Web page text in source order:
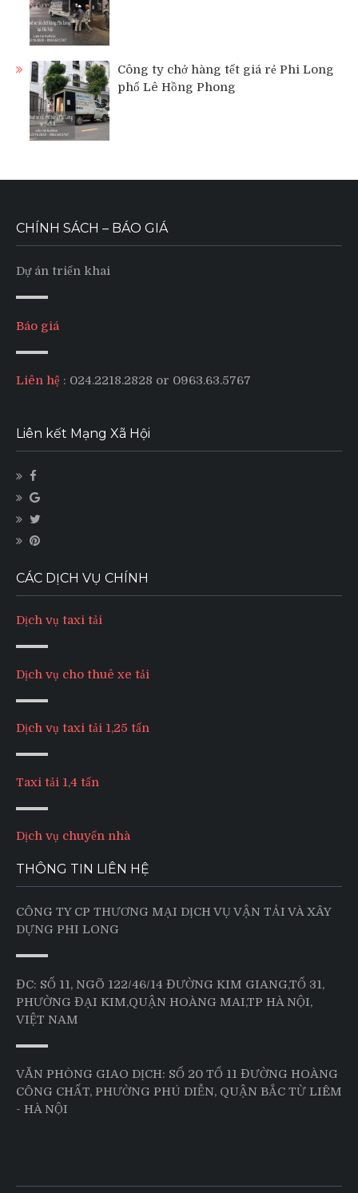
Công ty chở hàng tết giá rẻ Phi Long
phố Lê Hồng Phong
CHÍNH SÁCH – BÁO GIÁ
Dự án triển khai
Báo giá
Liên hệ : 024.2218.2828 or 0963.63.5767
Liên kết Mạng Xã Hội
CÁC DỊCH VỤ CHÍNH
Dịch vụ taxi tải
Dịch vụ cho thuê xe tải
Dịch vụ taxi tải 1,25 tấn
Taxi tải 1,4 tấn
Dịch vụ chuyển nhà
THÔNG TIN LIÊN HỆ
CÔNG TY CP THƯƠNG MẠI DỊCH VỤ VẬN TẢI VÀ XÂY
DỰNG PHI LONG
ĐC: SỐ 11, NGÕ 122/46/14 ĐƯỜNG KIM GIANG,TỔ 31,
PHƯỜNG ĐẠI KIM,QUẬN HOÀNG MAI,TP HÀ NỘI,
VIỆT NAM
VĂN PHÒNG GIAO DỊCH: SỐ 20 TỔ 11 ĐƯỜNG HOÀNG
CÔNG CHẤT, PHƯỜNG PHÚ DIỄN, QUẬN BẮC TỪ LIÊM
- HÀ NỘI